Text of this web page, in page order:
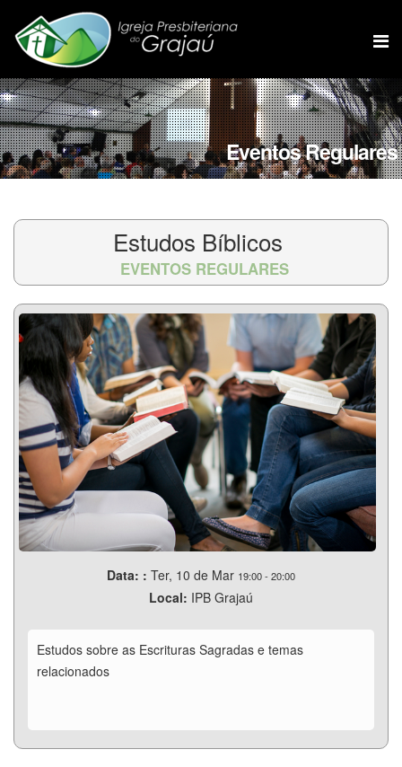
Eventos Regulares
Estudos Bíblicos
EVENTOS REGULARES
Data: : Ter, 10 de Mar 19:00-20:00
Local: IPB Grajaú
Estudos sobre as Escrituras Sagradas e temas
relacionados